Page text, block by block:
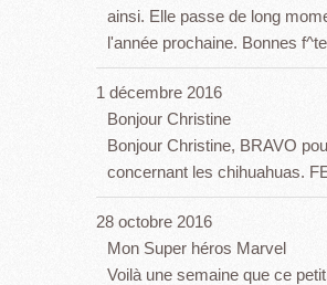
ainsi. Elle passe de long
l'année prochaine. Bonnes
1 décembre 2016
Bonjour Christine
Bonjour Christine, BRAVO
concernant les chihuahuas.
28 octobre 2016
Mon Super héros Marvel
Voilà une semaine que ce